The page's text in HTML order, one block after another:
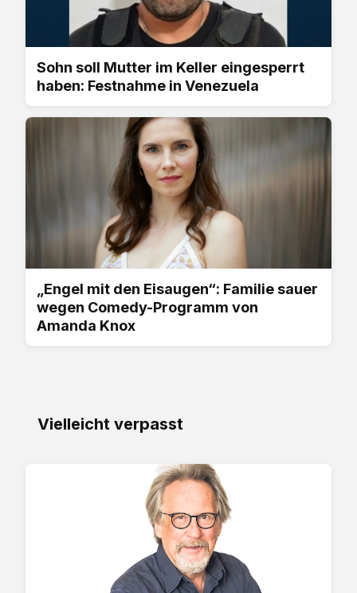
Sohn soll Mutter im Keller eingesperrt
haben: Festnahme in Venezuela
„Engel mit den Eisaugen“: Familie sauer
wegen Comedy-Programm von
Amanda Knox
Vielleicht verpasst